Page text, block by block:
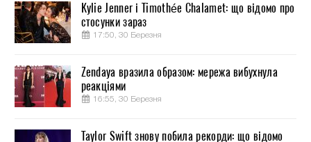
Kylie Jenner і Timothée Chalamet: що відомо про
стосунки зараз
17:50, 30 Березня
Zendaya вразила образом: мережа вибухнула
реакціями
16:55, 30 Березня
Taylor Swift знову побила рекорди: що відомо